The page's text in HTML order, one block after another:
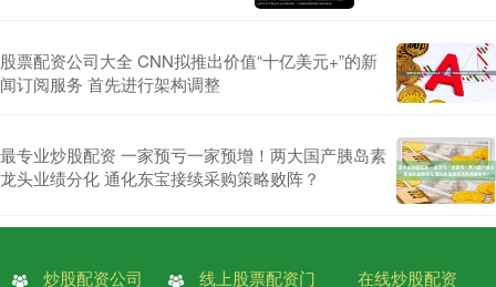
股票配资公司大全 CNN拟推出价值“十亿美元+”的新
闻订阅服务 首先进行架构调整
最专业炒股配资 一家预亏一家预增！两大国产胰岛素
龙头业绩分化 通化东宝接续采购策略败阵？
炒股配资公司
线上股票配资门
在线炒股配资